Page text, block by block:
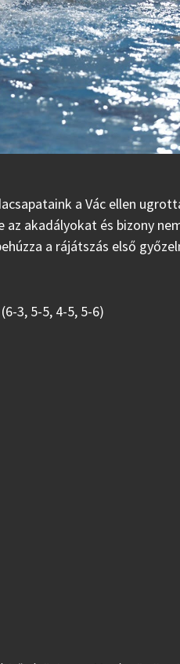
a Vác ellen
akadályokat és bizony
a rájátszás első
3, 5-5, 4-5, 5-6)